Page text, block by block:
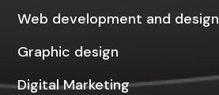
Web development and design
Graphic design
Digital Marketing